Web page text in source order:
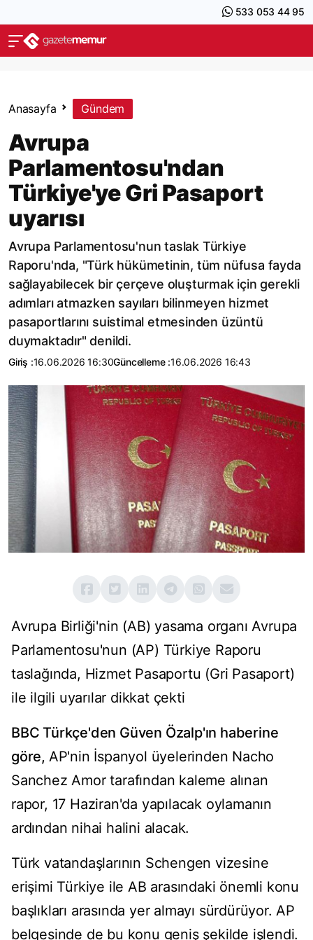
533 053 44 95
Anasayfa Gündem
Avrupa
Parlamentosu'ndan
Türkiye'ye Gri Pasaport
uyarısı
Avrupa Parlamentosu'nun taslak Türkiye
Raporu'nda, "Türk hükümetinin, tüm nüfusa fayda
sağlayabilecek bir çerçeve oluşturmak için gerekli
adımları atmazken sayıları bilinmeyen hizmet
pasaportlarını suistimal etmesinden üzüntü
duymaktadır" denildi.
Giriş :16.06.2026 16:30Güncelleme :16.06.2026 16:43
Avrupa Birliği'nin (AB) yasama organı Avrupa
Parlamentosu'nun (AP) Türkiye Raporu
taslağında, Hizmet Pasaportu (Gri Pasaport)
ile ilgili uyarılar dikkat çekti
BBC Türkçe'den Güven Özalp'ın haberine
göre, AP'nin İspanyol üyelerinden Nacho
Sanchez Amor tarafından kaleme alınan
rapor, 17 Haziran'da yapılacak oylamanın
ardından nihai halini alacak.
Türk vatandaşlarının Schengen vizesine
erişimi Türkiye ile AB arasındaki önemli konu
başlıkları arasında yer almayı sürdürüyor. AP
belgesinde de bu konu geniş şekilde işlendi.